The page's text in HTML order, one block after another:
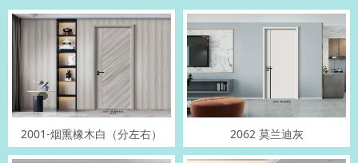
2001-烟熏橡木白（分左右） 2062 莫兰迪灰